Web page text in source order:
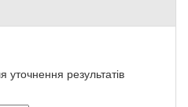
уточнення результатів